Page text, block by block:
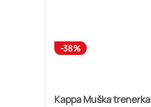
-38%
Kappa Muška trenerka